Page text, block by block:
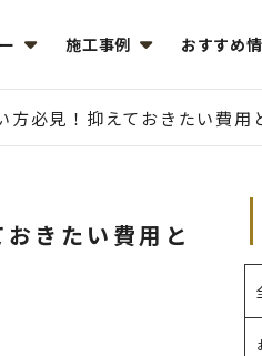
施工事例 おすすめ
必見！抑えておきたい費用
きたい費用と